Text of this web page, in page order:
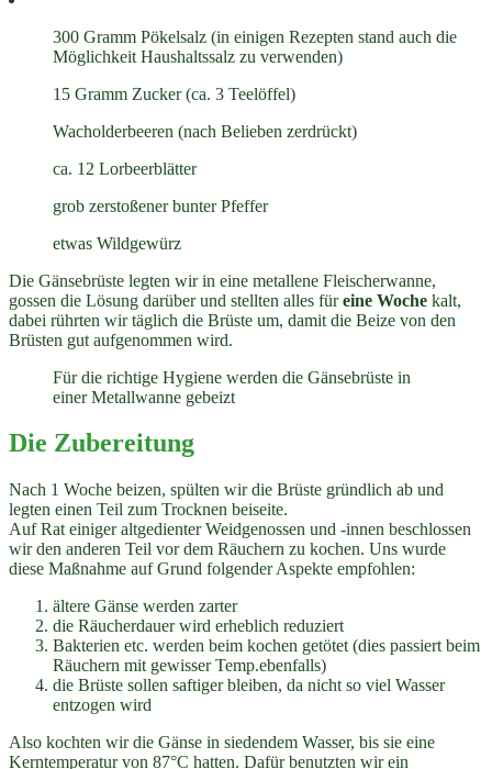
300 Gramm Pökelsalz (in einigen Rezepten stand auch die
Möglichkeit Haushaltssalz zu verwenden)
15 Gramm Zucker (ca. 3 Teelöffel)
Wacholderbeeren (nach Belieben zerdrückt)
ca. 12 Lorbeerblätter
grob zerstoßener bunter Pfeffer
etwas Wildgewürz
Die Gänsebrüste legten wir in eine metallene Fleischerwanne,
gossen die Lösung darüber und stellten alles füreine Woche kalt,
dabei rührten wir täglich die Brüste um, damit die Beize von den
Brüsten gut aufgenommen wird.
Für die richtige Hygiene werden die Gänsebrüste in
einer Metallwanne gebeizt
Die Zubereitung
Nach 1 Woche beizen, spülten wir die Brüste gründlich ab und
legten einen Teil zum Trocknen beiseite.
Auf Rat einiger altgedienter Weidgenossen und -innen beschlossen
wir den anderen Teil vor dem Räuchern zu kochen. Uns wurde
diese Maßnahme auf Grund folgender Aspekte empfohlen:
ältere Gänse werden zarter
die Räucherdauer wird erheblich reduziert
Bakterien etc. werden beim kochen getötet (dies passiert beim
Räuchern mit gewisser Temp.ebenfalls)
die Brüste sollen saftiger bleiben, da nicht so viel Wasser
entzogen wird
Also kochten wir die Gänse in siedendem Wasser, bis sie eine
Kerntemperatur von 87°C hatten. Dafür benutzten wir ein